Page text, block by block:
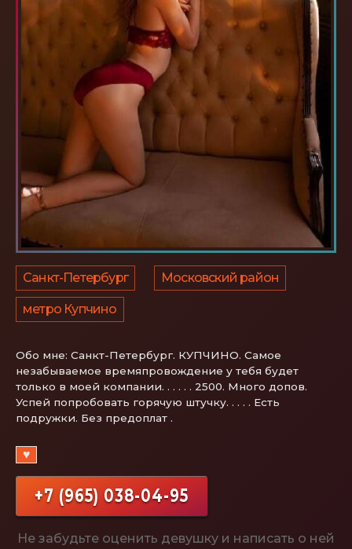
Санкт-Петербург Московский район
метро Купчино
Обо мне: Санкт-Петербург. КУПЧИНО. Самое
незабываемое времяпровождение у тебя будет
только в моей компании. . . . . . 2500. Много допов.
Успей попробовать горячую штучку. . . . . Есть
подружки. Без предоплат .
♥
+7 (965) 038-04-95
Не забудьте оценить девушку и написать о ней